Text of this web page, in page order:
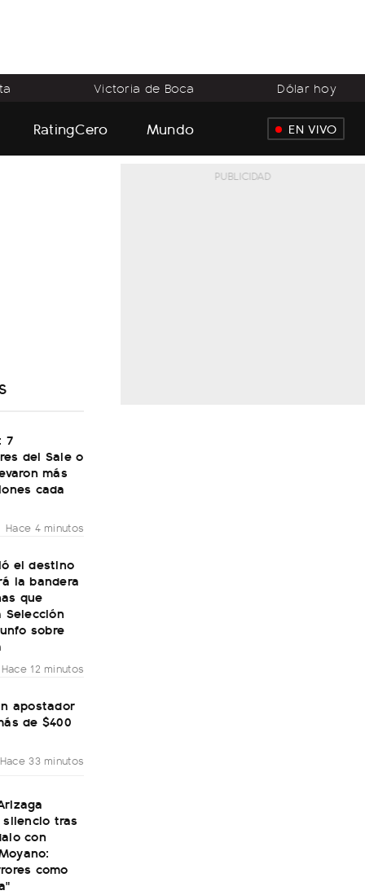
Victoria de Boca Dólar hoy
RatingCero Mundo EN VIVO
7
del Sale o
más
cada
Hace 4 minutos
el destino
la bandera
que
sobre
Hace 12 minutos
apostador
de $400
Hace 33 minutos
tras
con
como